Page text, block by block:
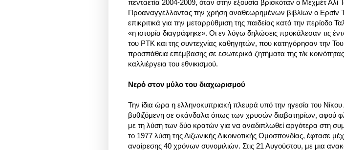
πενταετία 2004-2009, όταν στην εξουσία βρισκόταν ο Μεχμέτ Αλί
Προαναγγέλλοντας την χρήση αναθεωρημένων βιβλίων ο Ερσίν
επικριτικά για την μεταρρύθμιση της παιδείας κατά την περίοδο
«η ιστορία διαγράφηκε». Οι εν λόγω δηλώσεις προκάλεσαν τις
του ΡΤΚ και της συντεχνίας καθηγητών, που κατηγόρησαν την
προσπάθεια επέμβασης σε εσωτερικά ζητήματα της τ/κ
καλλιέργεια του εθνικισμού.
Νερό στον μύλο του διαχωρισμού
Την ίδια ώρα η ελληνοκυπριακή πλευρά υπό την ηγεσία του
βυθιζόμενη σε σκάνδαλα όπως των χρυσών διαβατηρίων, αφού
με τη λύση των δύο κρατών για να αναδιπλωθεί αργότερα στη
το 1977 λύση της Διζωνικής Δικοινοτικής Ομοσπονδίας, έφτασε
αναίρεσης 40 χρόνων συνομιλιών. Στις 21 Αυγούστου, με μια